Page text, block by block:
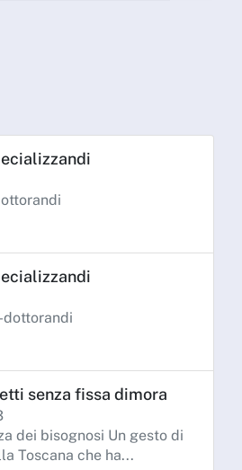
dottorandi
senza fissa dimora
dei bisognosi Un gesto di
Toscana che ha...